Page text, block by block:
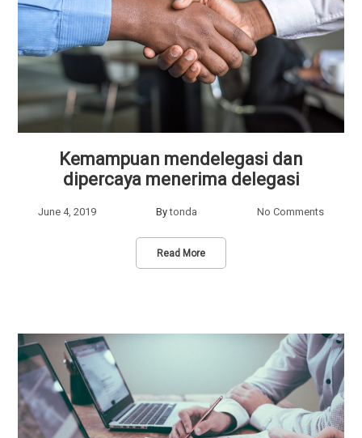
Kemampuan mendelegasi dan
dipercaya menerima delegasi
June 4, 2019 Bytonda No Comments
Read More